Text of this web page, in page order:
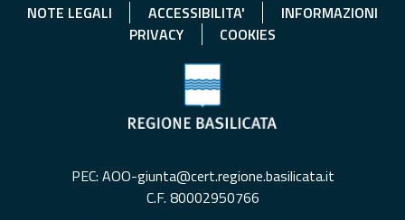
NOTE LEGALI ACCESSIBILITA'
INFORMAZIONI
PRIVACY
COOKIES
PEC: AOO-giunta@cert.regione.basilicata.it
C.F. 80002950766